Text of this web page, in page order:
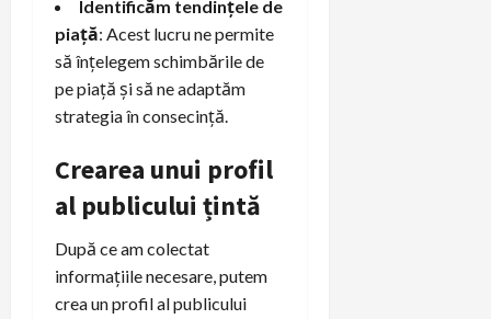
Identificăm tendințele de
piață: Acest lucru ne permite
să înțelegem schimbările de
pe piață și să ne adaptăm
strategia în consecință.
Crearea unui profil
al publicului țintă
După ce am colectat
informațiile necesare, putem
crea un profil al publicului